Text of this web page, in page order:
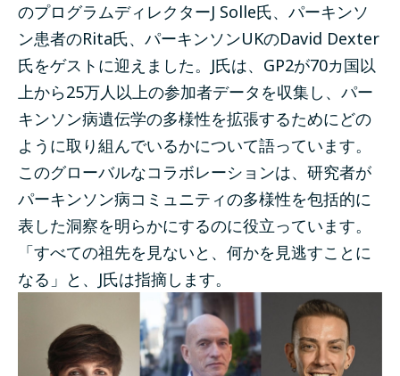
のプログラムディレクターJ Solle氏、パーキンソ
ン患者のRita氏、パーキンソンUKのDavid Dexter
氏をゲストに迎えました。J氏は、GP2が70カ国以
上から25万人以上の参加者データを収集し、パー
キンソン病遺伝学の多様性を拡張するためにどの
ように取り組んでいるかについて語っています。
このグローバルなコラボレーションは、研究者が
パーキンソン病コミュニティの多様性を包括的に
表した洞察を明らかにするのに役立っています。
「すべての祖先を見ないと、何かを見逃すことに
なる」と、J氏は指摘します。